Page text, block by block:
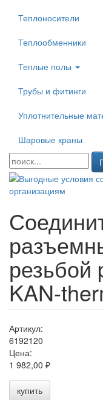
Теплоносители
Теплообменники
Теплые полы
Трубы и фитинги
Уплотнительные
Шаровые краны
KAN-
Артикул:
6192120
Цена:
1 982,00 ₽
купить